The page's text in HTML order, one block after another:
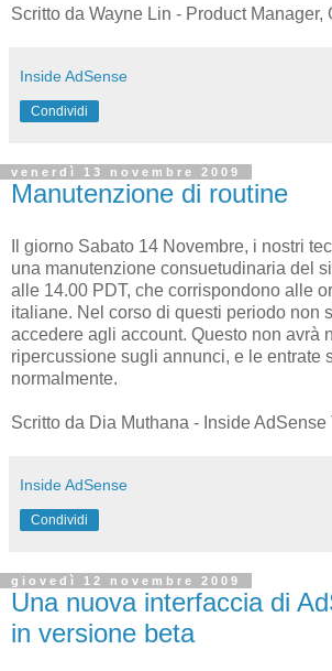
Scritto da Wayne Lin - Product Manager,
Inside AdSense
Condividi
venerdì 13 novembre 2009
Manutenzione di routine
Il giorno Sabato 14 Novembre, i nostri
una manutenzione consuetudinaria del
alle 14.00 PDT, che corrispondono alle
italiane. Nel corso di questi periodo non
accedere agli account. Questo non avrà
ripercussione sugli annunci, e le entrate
normalmente.
Scritto da Dia Muthana - Inside AdSense
Inside AdSense
Condividi
giovedì 12 novembre 2009
Una nuova interfaccia di
in versione beta